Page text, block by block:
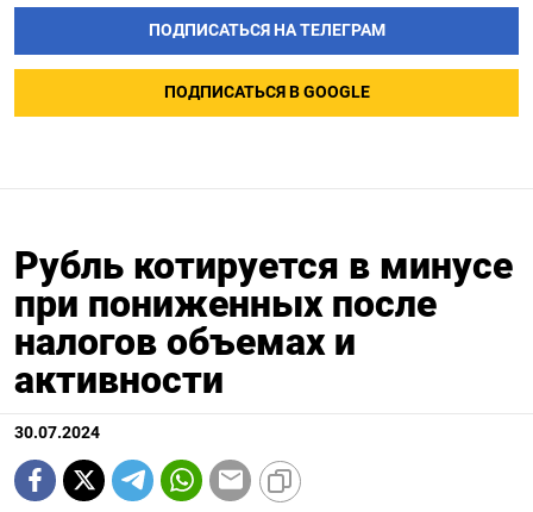
ПОДПИСАТЬСЯ НА ТЕЛЕГРАМ
ПОДПИСАТЬСЯ В GOOGLE
Рубль котируется в минусе
при пониженных после
налогов объемах и
активности
30.07.2024